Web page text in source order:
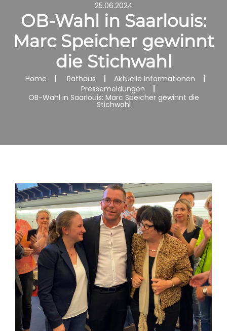
25.06.2024
OB-Wahl in Saarlouis:
Marc Speicher gewinnt
die Stichwahl
Home Rathaus
Aktuelle Informationen
Pressemeldungen
OB-Wahl in Saarlouis: Marc Speicher gewinnt die
Stichwahl